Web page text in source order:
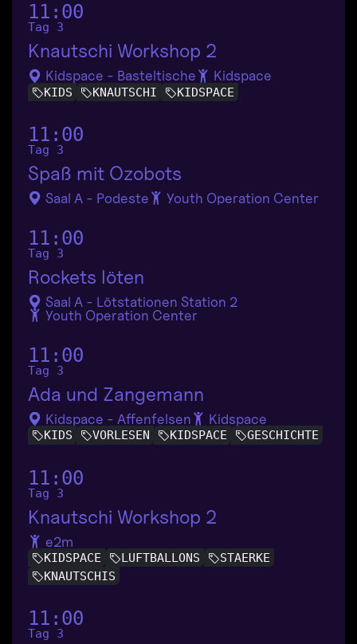
11:00
Tag 3
Knautschi Workshop 2
Kidspace - Basteltische Kidspace
KIDS KNAUTSCHI KIDSPACE
11:00
Tag 3
Spaß mit Ozobots
Saal A - Podeste Youth Operation Center
11:00
Tag 3
Rockets löten
Saal A - Lötstationen Station 2
Youth Operation Center
11:00
Tag 3
Ada und Zangemann
Kidspace - Affenfelsen Kidspace
KIDS VORLESEN KIDSPACE GESCHICHTE
11:00
Tag 3
Knautschi Workshop 2
e2m
KIDSPACE LUFTBALLONS
STAERKE
KNAUTSCHIS
11:00
Tag 3